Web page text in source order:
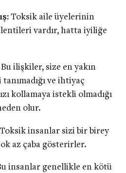
Toksik aile üyelerinin
vardır, hatta iyiliğe
ilişkiler, size en yakın
ve ihtiyaç
kollamaya istekli olmadığı
olur.
insanlar sizi bir birey
az çaba gösterirler.
insanlar genellikle en kötü